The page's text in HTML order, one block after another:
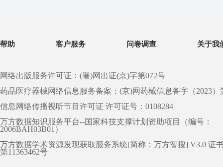
帮助 客户服务 问卷调查 关于我
网络出版服务许可证：(署)网出证(京)字第072号
药品医疗器械网络信息服务备案：(京)网药械信息备字（2023）
信息网络传播视听节目许可证 许可证号：0108284
万方数据知识服务平台--国家科技支撑计划资助项目（编号：
2006BAH03B01）
万方数据学术资源发现获取服务系统[简称：万方智搜] V3.0 证
第11363462号